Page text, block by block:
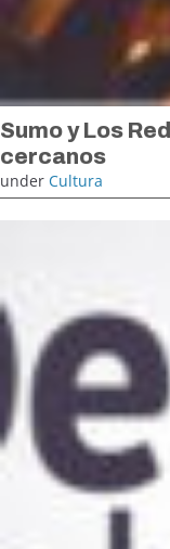
Sumo y Los
cercanos
under Cultura